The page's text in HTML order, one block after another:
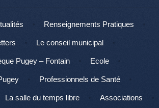
Renseignements Pratiques
Le conseil municipal
Pugey – Fontain Ecole
Professionnels de Santé
La salle du temps libre Associations